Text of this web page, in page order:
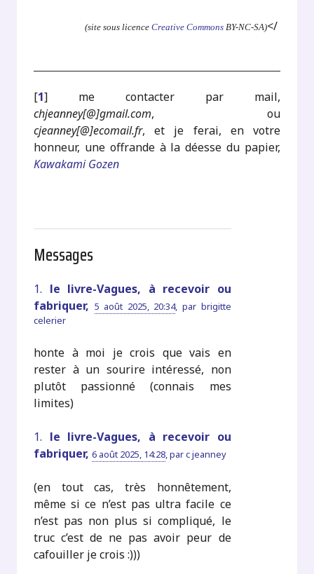
(site sous licence Creative CommonsBY-NC-SA)</
[1] me contacter par mail,
chjeanney[@]gmail.com, ou
cjeanney[@]ecomail.fr, et je ferai, en votre
honneur, une offrande à la déesse du papier,
Kawakami Gozen
Messages
1. le livre-Vagues, à recevoir ou
fabriquer, 5 août 2025, 20:34, par brigitte
celerier
honte à moi je crois que vais en
rester à un sourire intéressé, non
plutôt passionné (connais mes
limites)
1. le livre-Vagues, à recevoir ou
fabriquer,6 août 2025, 14:28,parc jeanney
(en tout cas, très honnêtement,
même si ce n’est pas ultra facile ce
n’est pas non plus si compliqué, le
truc c’est de ne pas avoir peur de
cafouiller je crois :)))